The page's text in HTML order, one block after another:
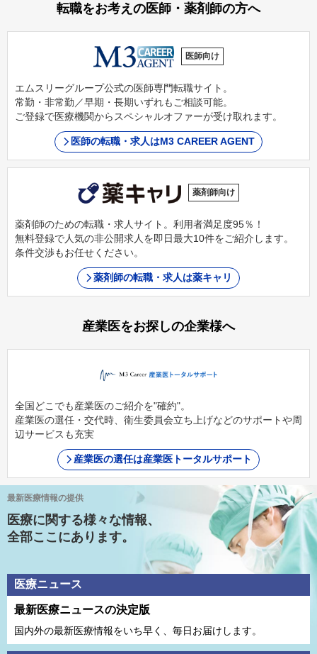
転職をお考えの医師・薬剤師の方へ
医師向け
エムスリーグループ公式の医師専門転職サイト。
常勤・非常勤／早期・長期いずれもご相談可能。
ご登録で医療機関からスペシャルオファーが受け取れます。
医師の転職・求人はM3 CAREER AGENT
薬剤師向け
薬剤師のための転職・求人サイト。利用者満足度95％！
無料登録で人気の非公開求人を即日最大10件をご紹介します。
条件交渉もお任せください。
薬剤師の転職・求人は薬キャリ
産業医をお探しの企業様へ
全国どこでも産業医のご紹介を"確約"。
産業医の選任・交代時、衛生委員会立ち上げなどのサポートや周
辺サービスも充実
産業医の選任は産業医トータルサポート
最新医療情報の提供
医療に関する様々な情報、
全部ここにあります。
医療ニュース
最新医療ニュースの決定版
国内外の最新医療情報をいち早く、毎日お届けします。